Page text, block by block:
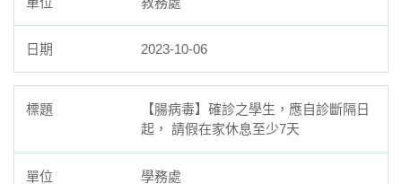
防疫在家學習專區 2023-10-06
【腸病毒】確診之學生，應自診斷隔日
起， 請假在家休息至少7天
學務處